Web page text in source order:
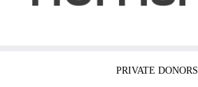
PRIVATE DONORS